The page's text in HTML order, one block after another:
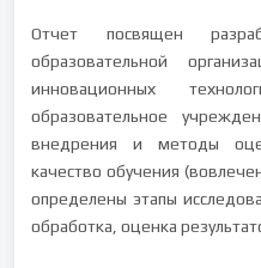
Отчет посвящен
образовательной
инновационных
образовательное
внедрения и методы
качество обучения
определены этапы
обработка, оценка